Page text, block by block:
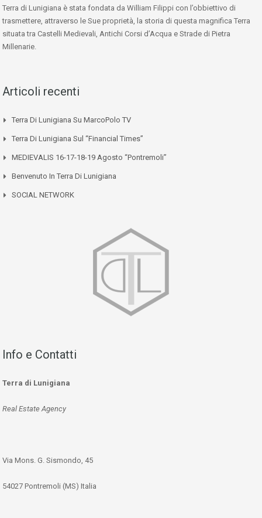
Terra di Lunigiana è stata fondata da William Filippi con l’obbiettivo di
trasmettere, attraverso le Sue proprietà, la storia di questa magnifica Terra
situata tra Castelli Medievali, Antichi Corsi d’Acqua e Strade di Pietra
Millenarie.
Articoli recenti
Terra Di Lunigiana Su MarcoPolo TV
Terra Di Lunigiana Sul “Financial Times”
MEDIEVALIS 16-17-18-19 Agosto “Pontremoli”
Benvenuto In Terra Di Lunigiana
SOCIAL NETWORK
Info e Contatti
Terra di Lunigiana
Real Estate Agency
Via Mons. G. Sismondo, 45
54027 Pontremoli (MS) Italia